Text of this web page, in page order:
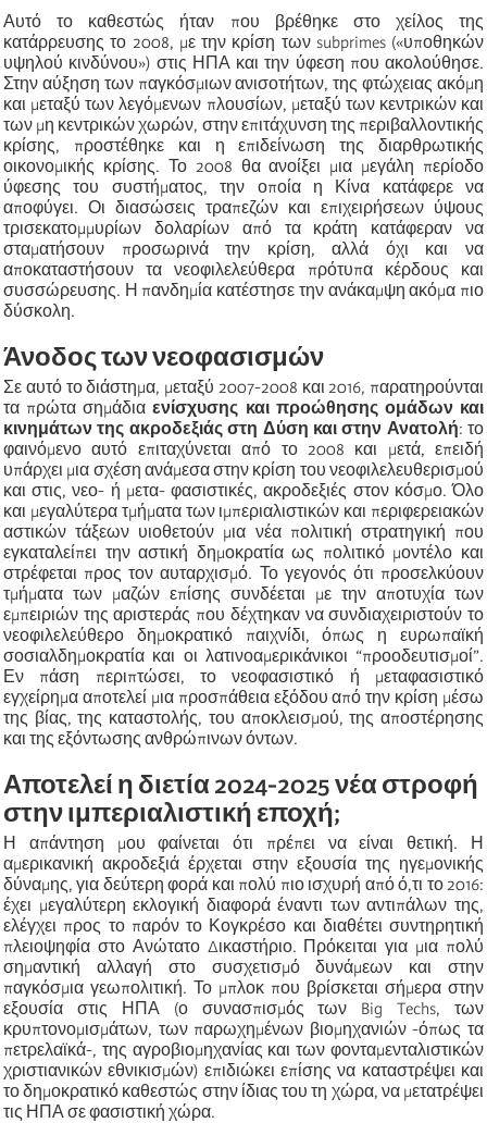
Αυτό το καθεστώς ήταν που βρέθηκε στο χείλος της
κατάρρευσης το 2008, με την κρίση των subprimes («υποθηκών
υψηλού κινδύνου») στις ΗΠΑ και την ύφεση που ακολούθησε.
Στην αύξηση των παγκόσμιων ανισοτήτων, της φτώχειας ακόμη
και μεταξύ των λεγόμενων πλουσίων, μεταξύ των κεντρικών και
των μη κεντρικών χωρών, στην επιτάχυνση της περιβαλλοντικής
κρίσης, προστέθηκε και η επιδείνωση της διαρθρωτικής
οικονομικής κρίσης. Το 2008 θα ανοίξει μια μεγάλη περίοδο
ύφεσης του συστήματος, την οποία η Κίνα κατάφερε να
αποφύγει. Οι διασώσεις τραπεζών και επιχειρήσεων ύψους
τρισεκατομμυρίων δολαρίων από τα κράτη κατάφεραν να
σταματήσουν προσωρινά την κρίση, αλλά όχι και να
αποκαταστήσουν τα νεοφιλελεύθερα πρότυπα κέρδους και
συσσώρευσης. Η πανδημία κατέστησε την ανάκαμψη ακόμα πιο
δύσκολη.
Άνοδος των νεοφασισμών
Σε αυτό το διάστημα, μεταξύ 2007-2008 και 2016, παρατηρούνται
τα πρώτα σημάδιαενίσχυσης και προώθησης ομάδων και
κινημάτων της ακροδεξιάς στη Δύση και στην Ανατολή: το
φαινόμενο αυτό επιταχύνεται από το 2008 και μετά, επειδή
υπάρχει μια σχέση ανάμεσα στην κρίση του νεοφιλελευθερισμού
και στις, νεο- ή μετα- φασιστικές, ακροδεξιές στον κόσμο. Όλο
και μεγαλύτερα τμήματα των ιμπεριαλιστικών και περιφερειακών
αστικών τάξεων υιοθετούν μια νέα πολιτική στρατηγική που
εγκαταλείπει την αστική δημοκρατία ως πολιτικό μοντέλο και
στρέφεται προς τον αυταρχισμό. Το γεγονός ότι προσελκύουν
τμήματα των μαζών επίσης συνδέεται με την αποτυχία των
εμπειριών της αριστεράς που δέχτηκαν να συνδιαχειριστούν το
νεοφιλελεύθερο δημοκρατικό παιχνίδι, όπως η ευρωπαϊκή
σοσιαλδημοκρατία και οι λατινοαμερικάνικοι “προοδευτισμοί”.
Εν πάση περιπτώσει, το νεοφασιστικό ή μεταφασιστικό
εγχείρημα αποτελεί μια προσπάθεια εξόδου από την κρίση μέσω
της βίας, της καταστολής, του αποκλεισμού, της αποστέρησης
και της εξόντωσης ανθρώπινων όντων.
Αποτελεί η διετία 2024-2025 νέα στροφή
στην ιμπεριαλιστική εποχή;
Η απάντηση μου φαίνεται ότι πρέπει να είναι θετική. Η
αμερικανική ακροδεξιά έρχεται στην εξουσία της ηγεμονικής
δύναμης, για δεύτερη φορά και πολύ πιο ισχυρή από ό,τι το 2016:
έχει μεγαλύτερη εκλογική διαφορά έναντι των αντιπάλων της,
ελέγχει προς το παρόν το Κογκρέσο και διαθέτει συντηρητική
πλειοψηφία στο Ανώτατο Δικαστήριο. Πρόκειται για μια πολύ
σημαντική αλλαγή στο συσχετισμό δυνάμεων και στην
παγκόσμια γεωπολιτική. Το μπλοκ που βρίσκεται σήμερα στην
εξουσία στις ΗΠΑ (ο συνασπισμός των Big Techs, των
κρυπτονομισμάτων, των παρωχημένων βιομηχανιών -όπως τα
πετρελαϊκά-, της αγροβιομηχανίας και των φονταμενταλιστικών
χριστιανικών εθνικισμών) επιδιώκει επίσης να καταστρέψει και
το δημοκρατικό καθεστώς στην ίδιας του τη χώρα, να μετατρέψει
τις ΗΠΑ σε φασιστική χώρα.